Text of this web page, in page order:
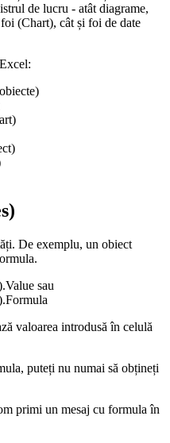
de lucru - atât diagrame,
(Chart), cât și foi de date
De exemplu, un obiect
sau
valoarea introdusă în celulă
puteți nu numai să obțineți
primi un mesaj cu formula în